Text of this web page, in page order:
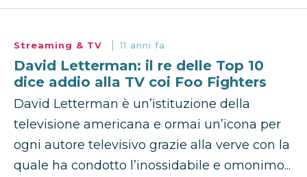
Streaming & TV 11 anni fa
David Letterman: il re delle Top 10
dice addio alla TV coi Foo Fighters
David Letterman è un’istituzione della
televisione americana e ormai un’icona per
ogni autore televisivo grazie alla verve con la
quale ha condotto l’inossidabile e omonimo...